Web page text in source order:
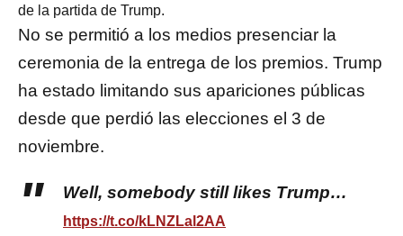
de la partida de Trump.
No se permitió a los medios presenciar la
ceremonia de la entrega de los premios. Trump
ha estado limitando sus apariciones públicas
desde que perdió las elecciones el 3 de
noviembre.
Well, somebody still likes Trump…
https://t.co/kLNZLal2AA